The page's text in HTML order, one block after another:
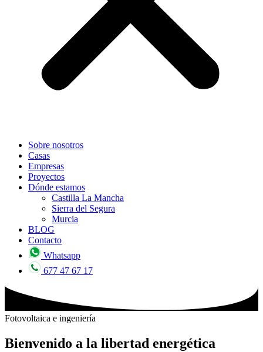
Sobre nosotros
Casas
Empresas
Proyectos
Dónde estamos
Castilla La Mancha
Sierra del Segura
Murcia
BLOG
Contacto
Whatsapp
677 47 67 17
Fotovoltaica e ingeniería
Bienvenido a la libertad energética